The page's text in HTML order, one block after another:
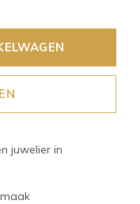
juwelier in